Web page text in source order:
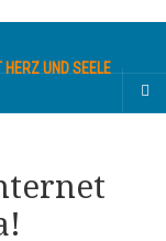
HERZ UND SEELE